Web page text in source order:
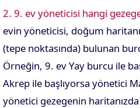
2. 9. ev yöneticisi hangi
evin yöneticisi, doğum
(tepe noktasında) bulunan
Örneğin, 9. ev Yay burcu ile
Akrep ile başlıyorsa yönetici
yönetici gezegenin